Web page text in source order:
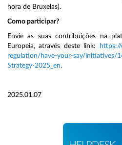
hora de Bruxelas).
Como participar?
Envie as suas contribuições na
Europeia, através deste link:
regulation/have-your-say/initiatives/
Strategy-2025_en.
2025.01.07